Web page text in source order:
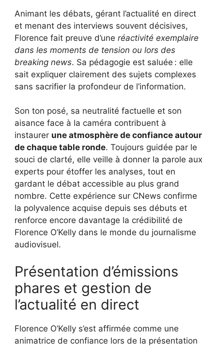
Animant les débats, gérant l’actualité en direct
et menant des interviews souvent décisives,
Florence fait preuve d’une réactivité exemplaire
dans les moments de tension ou lors des
breaking news. Sa pédagogie est saluée : elle
sait expliquer clairement des sujets complexes
sans sacrifier la profondeur de l’information.
Son ton posé, sa neutralité factuelle et son
aisance face à la caméra contribuent à
instaurer une atmosphère de confiance autour
de chaque table ronde. Toujours guidée par le
souci de clarté, elle veille à donner la parole aux
experts pour étoffer les analyses, tout en
gardant le débat accessible au plus grand
nombre. Cette expérience sur CNews confirme
la polyvalence acquise depuis ses débuts et
renforce encore davantage la crédibilité de
Florence O’Kelly dans le monde du journalisme
audiovisuel.
Présentation d’émissions
phares et gestion de
l’actualité en direct
Florence O’Kelly s’est affirmée comme une
animatrice de confiance lors de la présentation